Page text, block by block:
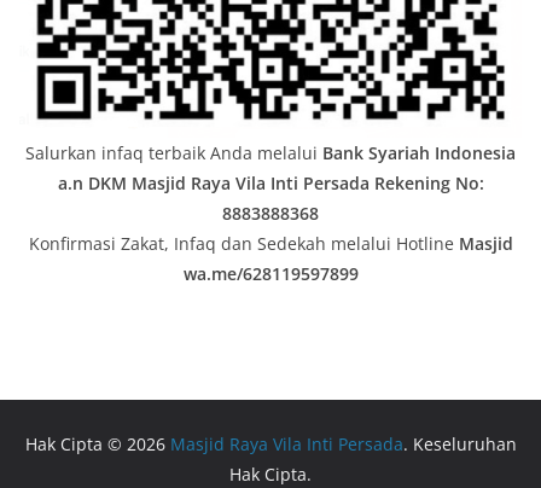
Salurkan infaq terbaik Anda melalui Bank Syariah Indonesia
a.n DKM Masjid Raya Vila Inti Persada Rekening No:
8883888368
Konfirmasi Zakat, Infaq dan Sedekah melalui Hotline Masjid
wa.me/628119597899
Hak Cipta © 2026 Masjid Raya Vila Inti Persada. Keseluruhan
Hak Cipta.